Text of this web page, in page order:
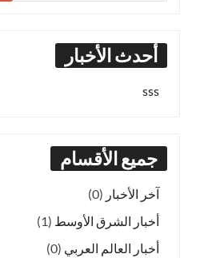
أحدث الأخبار
sss
جميع الأقسام
آخر الأخبار (0)
أخبار الشرق الأوسط (1)
أخبار العالم العربي (0)